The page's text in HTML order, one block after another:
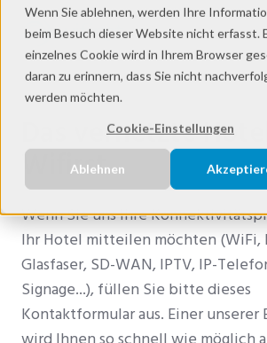
Wenn Sie ablehnen, werden Ihre
beim Besuch dieser Website nicht erfasst.
einzelnes Cookie wird in Ihrem Browser
daran zu erinnern, dass Sie nicht
werden möchten.
Cookie-Einstellungen
Ablehnen
Das vernetzte
Wifirst
Wenn Sie uns Ihre
Ihr Hotel mitteilen möchten (WiFi,
Glasfaser, SD-WAN, IPTV, IP-
Signage...), füllen Sie bitte dieses
Kontaktformular aus. Einer unserer